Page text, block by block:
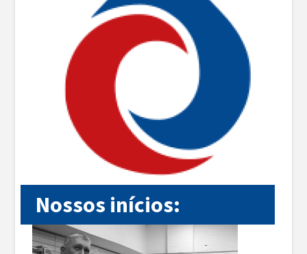
Nossos inícios: